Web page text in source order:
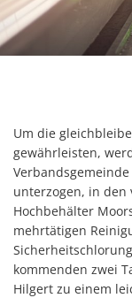
Um die
gewährleisten,
unterzogen, in den
Hochbehälter
mehrtätigen
kommenden zwei
Hilgert zu einem